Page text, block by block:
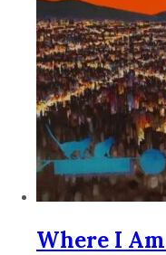
Where I